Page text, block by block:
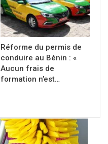
Réforme du permis de
conduire au Bénin : «
Aucun frais de
formation n’est…